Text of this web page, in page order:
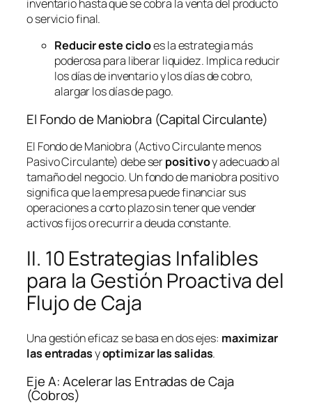
inventario hasta que se cobra la venta del producto
o servicio final.
Reducir este cicloes la estrategia más
poderosa para liberar liquidez. Implica reducir
los días de inventario y los días de cobro,
alargar los días de pago.
El Fondo de Maniobra (Capital Circulante)
El Fondo de Maniobra (Activo Circulante menos
Pasivo Circulante) debe serpositivoy adecuado al
tamaño del negocio. Un fondo de maniobra positivo
significa que la empresa puede financiar sus
operaciones a corto plazo sin tener que vender
activos fijos o recurrir a deuda constante.
II. 10 Estrategias Infalibles
para la Gestión Proactiva del
Flujo de Caja
Una gestión eficaz se basa en dos ejes: maximizar
las entradasyoptimizar las salidas.
Eje A: Acelerar las Entradas de Caja
(Cobros)